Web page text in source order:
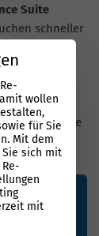
Suite
schneller
in Puchheim.
semantische
wollen
für Sie
Mit dem
sich mit
mit